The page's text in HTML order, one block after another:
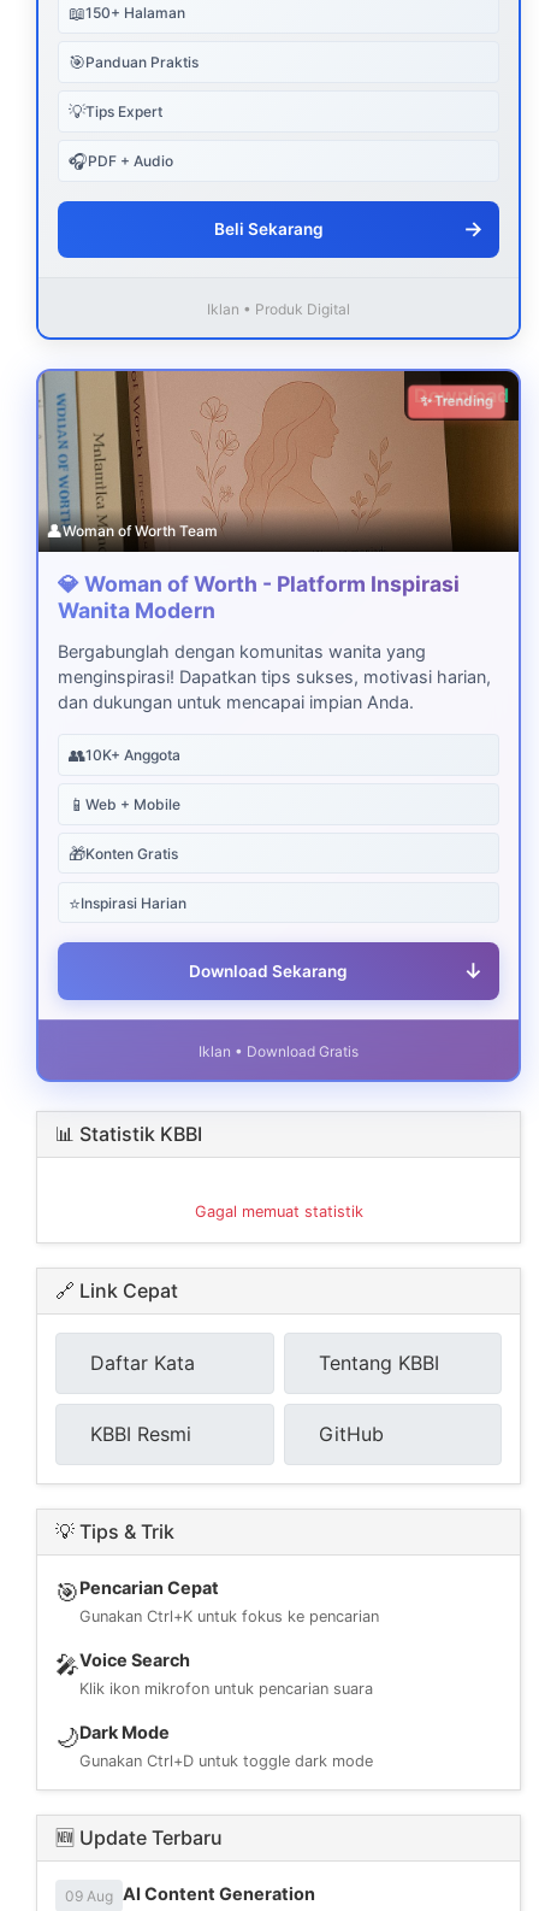
📖150+ Halaman
🎯Panduan Praktis
💡Tips Expert
🎧PDF + Audio
Beli Sekarang →
Iklan • Produk Digital
Download
✨ Trending
👤Woman of Worth Team
💎 Woman of Worth - Platform Inspirasi
Wanita Modern
Bergabunglah dengan komunitas wanita yang
menginspirasi! Dapatkan tips sukses, motivasi harian,
dan dukungan untuk mencapai impian Anda.
👥10K+ Anggota
📱 Web + Mobile
🎁Konten Gratis
⭐Inspirasi Harian
Download Sekarang ↓
Iklan • Download Gratis
📊 Statistik KBBI
Gagal memuat statistik
🔗 Link Cepat
Daftar Kata Tentang KBBI
KBBI Resmi GitHub
💡 Tips & Trik
🎯Pencarian Cepat
Gunakan Ctrl+K untuk fokus ke pencarian
🎤Voice Search
Klik ikon mikrofon untuk pencarian suara
🌙Dark Mode
Gunakan Ctrl+D untuk toggle dark mode
🆕 Update Terbaru
09 Aug AI Content Generation